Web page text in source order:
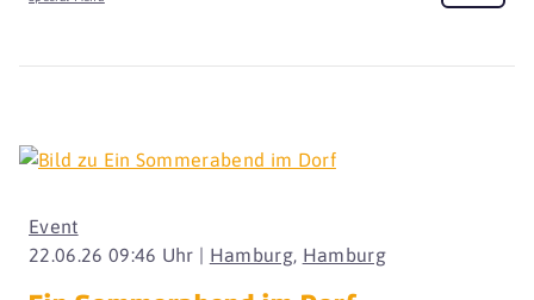
22.06.26 09:46 Uhr | Hamburg, Hamburg
Event